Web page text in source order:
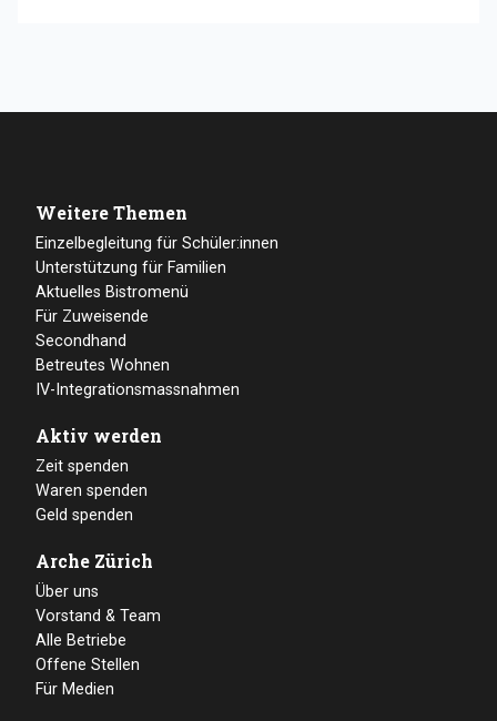
Weitere Themen
Einzelbegleitung für Schüler:innen
Unterstützung für Familien
Aktuelles Bistromenü
Für Zuweisende
Secondhand
Betreutes Wohnen
IV-Integrationsmassnahmen
Aktiv werden
Zeit spenden
Waren spenden
Geld spenden
Arche Zürich
Über uns
Vorstand & Team
Alle Betriebe
Offene Stellen
Für Medien